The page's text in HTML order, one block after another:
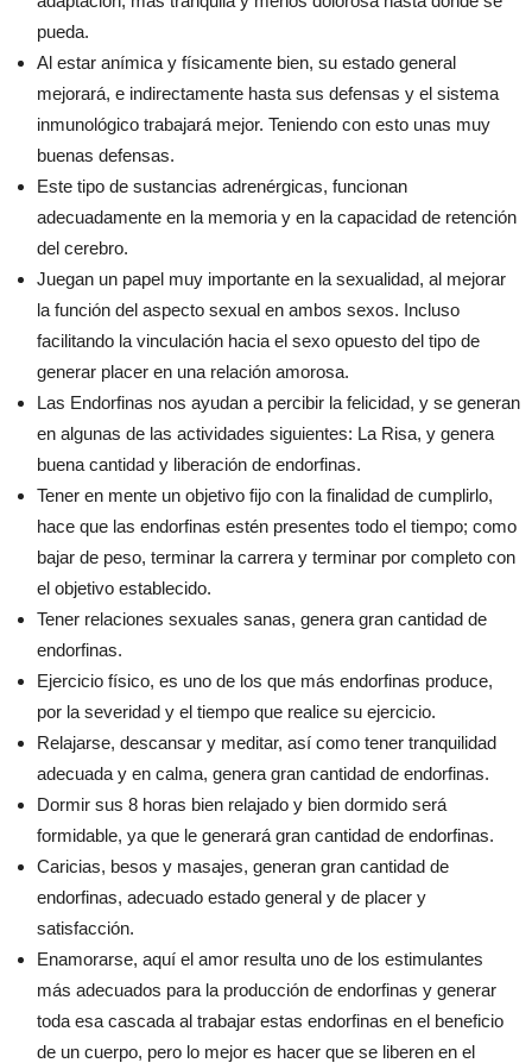
pueda.
Al estar anímica y físicamente bien, su estado general
mejorará, e indirectamente hasta sus defensas y el sistema
inmunológico trabajará mejor. Teniendo con esto unas muy
buenas defensas.
Este tipo de sustancias adrenérgicas, funcionan
adecuadamente en la memoria y en la capacidad de retención
del cerebro.
Juegan un papel muy importante en la sexualidad, al mejorar
la función del aspecto sexual en ambos sexos. Incluso
facilitando la vinculación hacia el sexo opuesto del tipo de
generar placer en una relación amorosa.
Las Endorfinas nos ayudan a percibir la felicidad, y se generan
en algunas de las actividades siguientes: La Risa, y genera
buena cantidad y liberación de endorfinas.
Tener en mente un objetivo fijo con la finalidad de cumplirlo,
hace que las endorfinas estén presentes todo el tiempo; como
bajar de peso, terminar la carrera y terminar por completo con
el objetivo establecido.
Tener relaciones sexuales sanas, genera gran cantidad de
endorfinas.
Ejercicio físico, es uno de los que más endorfinas produce,
por la severidad y el tiempo que realice su ejercicio.
Relajarse, descansar y meditar, así como tener tranquilidad
adecuada y en calma, genera gran cantidad de endorfinas.
Dormir sus 8 horas bien relajado y bien dormido será
formidable, ya que le generará gran cantidad de endorfinas.
Caricias, besos y masajes, generan gran cantidad de
endorfinas, adecuado estado general y de placer y
satisfacción.
Enamorarse, aquí el amor resulta uno de los estimulantes
más adecuados para la producción de endorfinas y generar
toda esa cascada al trabajar estas endorfinas en el beneficio
de un cuerpo, pero lo mejor es hacer que se liberen en el